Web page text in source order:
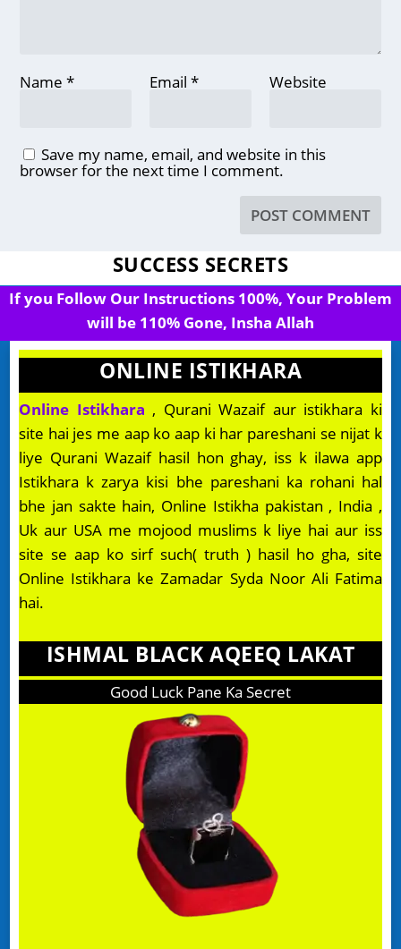
Name* Email * Website
Save my name, email, and website in this
browser for the next time I comment.
SUCCESS SECRETS
If you Follow Our Instructions 100%, Your Problem
will be 110% Gone, Insha Allah
ONLINE ISTIKHARA
Online Istikhara , Qurani Wazaif aur istikhara ki
site hai jes me aap ko aap ki har pareshani se nijat k
liye Qurani Wazaif hasil hon ghay, iss k ilawa app
Istikhara k zarya kisi bhe pareshani ka rohani hal
bhe jan sakte hain, Online Istikha pakistan , India ,
Uk aur USA me mojood muslims k liye hai aur iss
site se aap ko sirf such( truth ) hasil ho gha, site
Online Istikhara ke Zamadar Syda Noor Ali Fatima
hai.
ISHMAL BLACK AQEEQ LAKAT
Good Luck Pane Ka Secret